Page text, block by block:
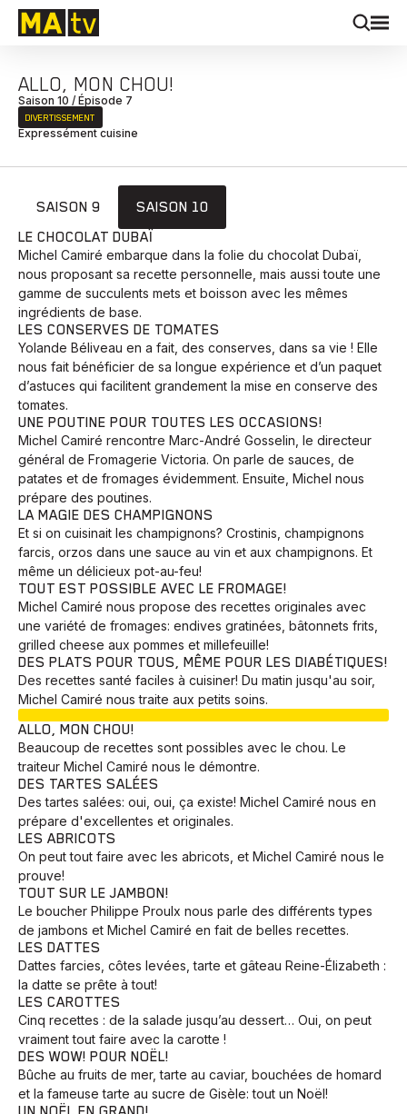
ALLO, MON CHOU!
Saison 10 / Épisode 7
DIVERTISSEMENT
Expressément cuisine
SAISON 9
SAISON 10
LE CHOCOLAT DUBAÏ
Michel Camiré embarque dans la folie du chocolat Dubaï,
nous proposant sa recette personnelle, mais aussi toute une
gamme de succulents mets et boisson avec les mêmes
ingrédients de base.
LES CONSERVES DE TOMATES
Yolande Béliveau en a fait, des conserves, dans sa vie ! Elle
nous fait bénéficier de sa longue expérience et d’un paquet
d’astuces qui facilitent grandement la mise en conserve des
tomates.
UNE POUTINE POUR TOUTES LES OCCASIONS!
Michel Camiré rencontre Marc-André Gosselin, le directeur
général de Fromagerie Victoria. On parle de sauces, de
patates et de fromages évidemment. Ensuite, Michel nous
prépare des poutines.
LA MAGIE DES CHAMPIGNONS
Et si on cuisinait les champignons? Crostinis, champignons
farcis, orzos dans une sauce au vin et aux champignons. Et
même un délicieux pot-au-feu!
TOUT EST POSSIBLE AVEC LE FROMAGE!
Michel Camiré nous propose des recettes originales avec
une variété de fromages: endives gratinées, bâtonnets frits,
grilled cheese aux pommes et millefeuille!
DES PLATS POUR TOUS, MÊME POUR LES DIABÉTIQUES!
Des recettes santé faciles à cuisiner! Du matin jusqu'au soir,
Michel Camiré nous traite aux petits soins.
ALLO, MON CHOU!
Beaucoup de recettes sont possibles avec le chou. Le
traiteur Michel Camiré nous le démontre.
DES TARTES SALÉES
Des tartes salées: oui, oui, ça existe! Michel Camiré nous en
prépare d'excellentes et originales.
LES ABRICOTS
On peut tout faire avec les abricots, et Michel Camiré nous le
prouve!
TOUT SUR LE JAMBON!
Le boucher Philippe Proulx nous parle des différents types
de jambons et Michel Camiré en fait de belles recettes.
LES DATTES
Dattes farcies, côtes levées, tarte et gâteau Reine-Élizabeth :
la datte se prête à tout!
LES CAROTTES
Cinq recettes : de la salade jusqu’au dessert… Oui, on peut
vraiment tout faire avec la carotte !
DES WOW! POUR NOËL!
Bûche au fruits de mer, tarte au caviar, bouchées de homard
et la fameuse tarte au sucre de Gisèle: tout un Noël!